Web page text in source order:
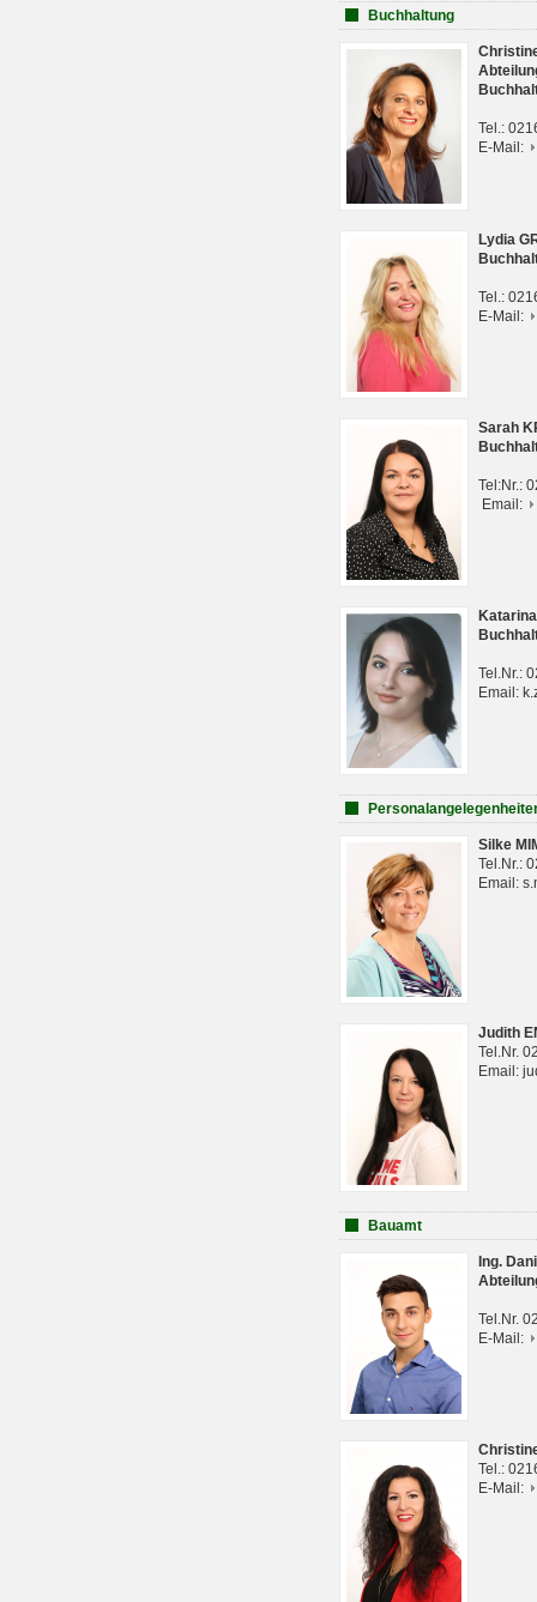
Buchhaltung
Tel.:
E-Mail:
Lydia
Tel.:
E-Mail:
Sarah
Tel:Nr.:
Email:
Tel.Nr.:
Email:
Silke
Tel.Nr.:
Email:
Judith
Tel.Nr.
Email:
Bauamt
Ing.
Tel.Nr.
E-Mail:
Tel.:
E-Mail: